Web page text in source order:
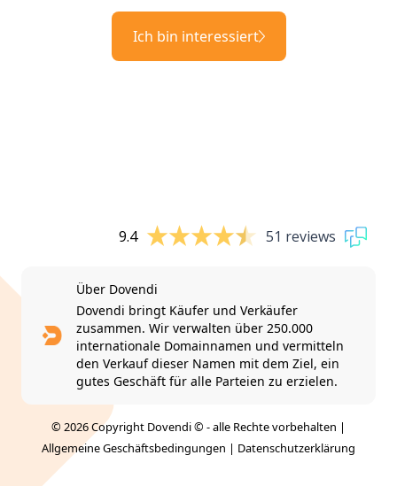
Ich bin interessiert
9.4 51 reviews
Über Dovendi
Dovendi bringt Käufer und Verkäufer
zusammen. Wir verwalten über 250.000
internationale Domainnamen und vermitteln
den Verkauf dieser Namen mit dem Ziel, ein
gutes Geschäft für alle Parteien zu erzielen.
© 2026 Copyright Dovendi © - alle Rechte vorbehalten |
Allgemeine Geschäftsbedingungen | Datenschutzerklärung